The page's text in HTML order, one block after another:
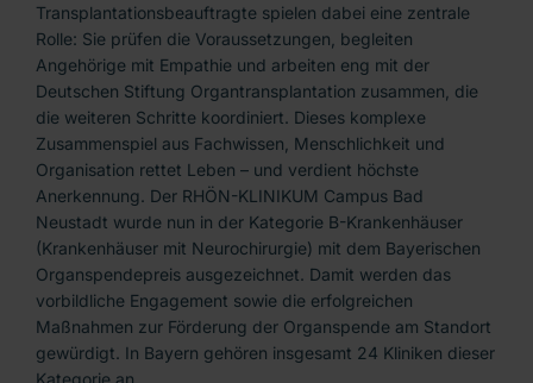
Transplantationsbeauftragte spielen dabei eine zentrale
Rolle: Sie prüfen die Voraussetzungen, begleiten
Angehörige mit Empathie und arbeiten eng mit der
Deutschen Stiftung Organtransplantation zusammen, die
die weiteren Schritte koordiniert. Dieses komplexe
Zusammenspiel aus Fachwissen, Menschlichkeit und
Organisation rettet Leben – und verdient höchste
Anerkennung. Der RHÖN-KLINIKUM Campus Bad
Neustadt wurde nun in der Kategorie B-Krankenhäuser
(Krankenhäuser mit Neurochirurgie) mit dem Bayerischen
Organspendepreis ausgezeichnet. Damit werden das
vorbildliche Engagement sowie die erfolgreichen
Maßnahmen zur Förderung der Organspende am Standort
gewürdigt. In Bayern gehören insgesamt 24 Kliniken dieser
Kategorie an.